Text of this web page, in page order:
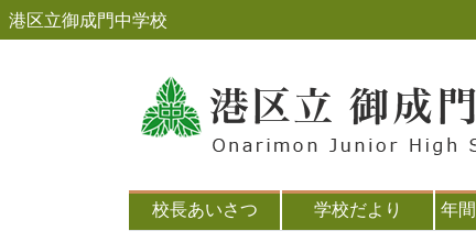
港区立御成門中学校
校長あいさつ 学校だより 年